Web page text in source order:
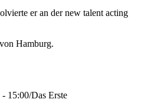
er an der new talent acting
Hamburg.
- 15:00/Das Erste